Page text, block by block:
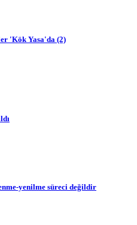
'Kök Yasa'da (2)
yenilme süreci değildir